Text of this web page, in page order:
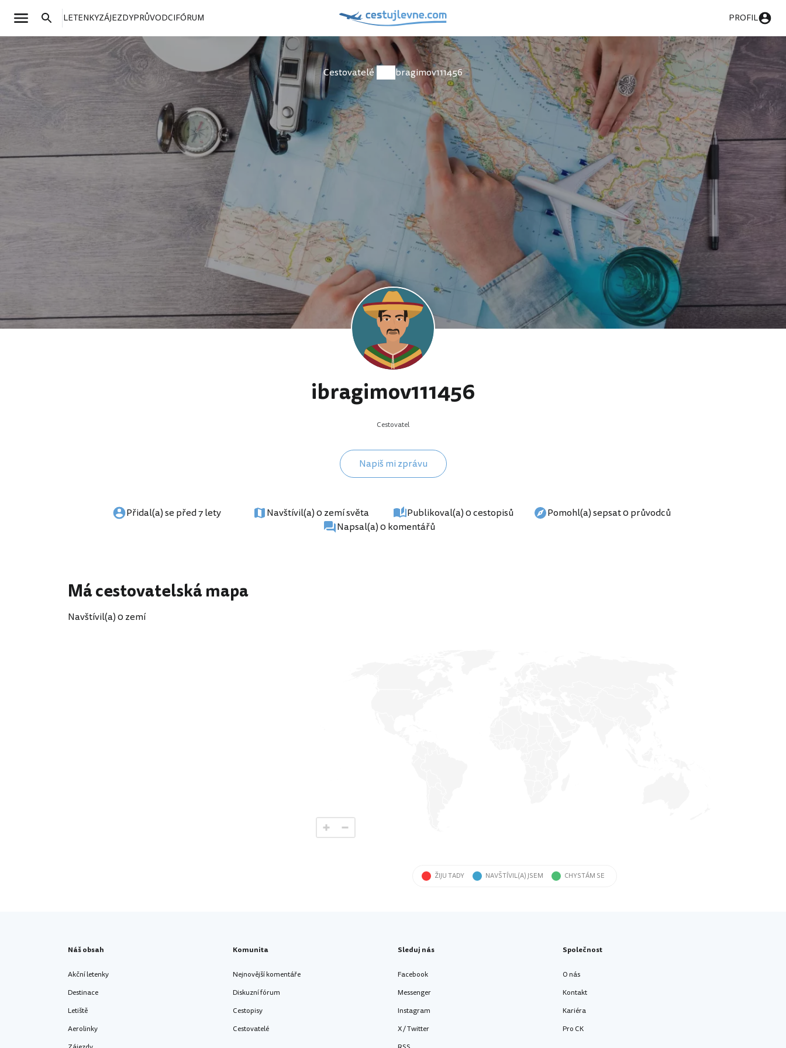
LETENKYZÁJEZDYPRŮVODCIFÓRUM PROFIL
Cestovatelé ibragimov111456
ibragimov111456
Cestovatel
Napiš mi zprávu
Přidal(a) se před 7 lety Navštívil(a) 0 zemí světa Publikoval(a) 0 cestopisů
Pomohl(a) sepsat 0 průvodců
Napsal(a) 0 komentářů
Má cestovatelská mapa
Navštívil(a) 0 zemí
ŽIJU TADY NAVŠTÍVIL(A) JSEM CHYSTÁM SE
Náš obsah
Akční letenky
Destinace
Letiště
Aerolinky
Komunita
Nejnovější komentáře
Diskuzní fórum
Cestopisy
Cestovatelé
Sleduj nás
Facebook
Messenger
Instagram
X / Twitter
Společnost
O nás
Kontakt
Kariéra
Pro CK